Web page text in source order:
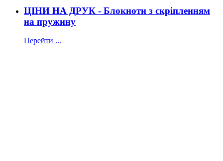
ЦІНИ НА ДРУК - Блокноти з скріпленням
на пружину
Перейти ...